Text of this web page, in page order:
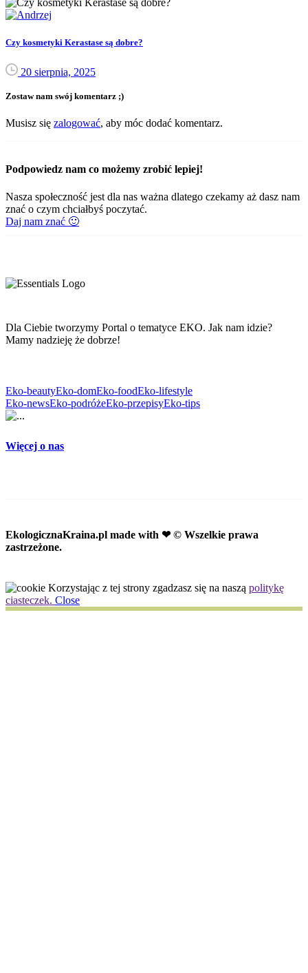
Czy kosmetyki Kerastase są dobre?
20 sierpnia, 2025
Zostaw nam swój komentarz ;)
Musisz się zalogować, aby móc dodać komentarz.
Podpowiedz nam co możemy zrobić lepiej!
Nasza społeczność jest dla nas ważna dlatego czekamy aż dasz nam
znać o czym chciałbyś poczytać.
Daj nam znać 🙂
Dla Ciebie tworzymy Portal o tematyce EKO. Jak nam idzie?
Mamy nadzieję że dobrze!
Eko-beautyEko-domEko-foodEko-lifestyle
Eko-newsEko-podróżeEko-przepisyEko-tips
Więcej o nas
EkologicznaKraina.pl made with ❤ © Wszelkie prawa
zastrzeżone.
Korzystając z tej strony zgadzasz się na naszą politykę
ciasteczek. Close